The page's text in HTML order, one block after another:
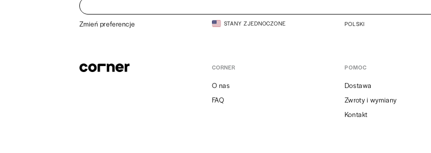
Zmień preferencje
STANY ZJEDNOCZONE POLSKI
CORNER
O nas
FAQ
POMOC
Dostawa
Zwroty i wymiany
Kontakt